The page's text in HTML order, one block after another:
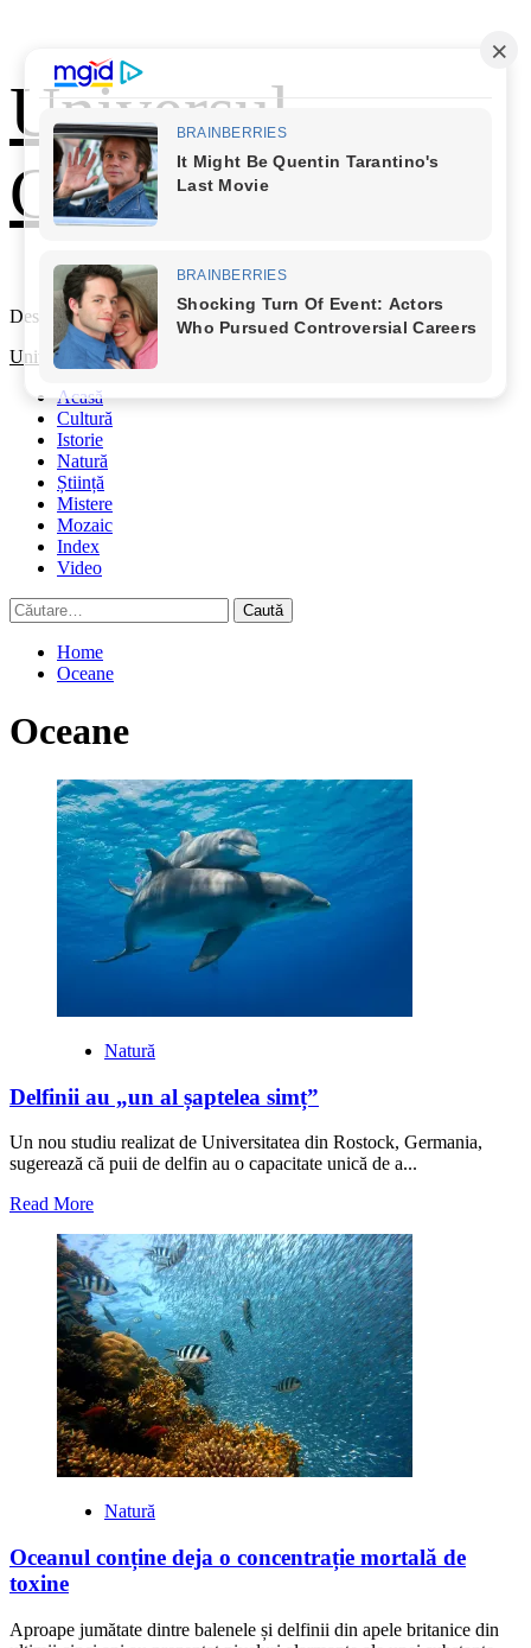
content
Universul
Cunoașterii
Descoperă Lumea
Primary
Universul Cunoașterii
Acasă
Cultură
Istorie
Natură
Știință
Mistere
Mozaic
Index
Video
Caută
după:
Home
Oceane
Oceane
Natură
Delfinii au „un al șaptelea simț”
Un nou studiu realizat de Universitatea din Rostock, Germania,
sugerează că puii de delfin au o capacitate unică de a...
Read MoreRead
about
Delfinii
au
„un
al
șaptelea
simț”
Natură
Oceanul conține deja o concentrație mortală de
toxine
Aproape jumătate dintre balenele și delfinii din apele britanice din